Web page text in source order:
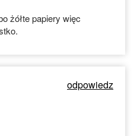
żółte papiery więc
odpowiedz